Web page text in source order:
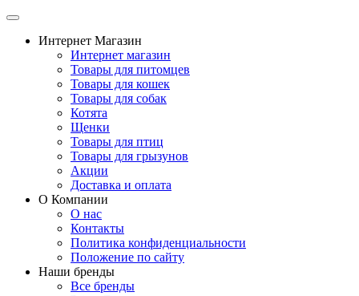
Интернет Магазин
Интернет магазин
Товары для питомцев
Товары для кошек
Товары для собак
Котята
Щенки
Товары для птиц
Товары для грызунов
Акции
Доставка и оплата
О Компании
О нас
Контакты
Политика конфиденциальности
Положение по сайту
Наши бренды
Все бренды